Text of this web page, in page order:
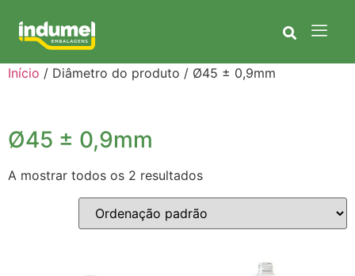
Início / Diâmetro do produto / Ø45 ± 0,9mm
Ø45 ± 0,9mm
A mostrar todos os 2 resultados